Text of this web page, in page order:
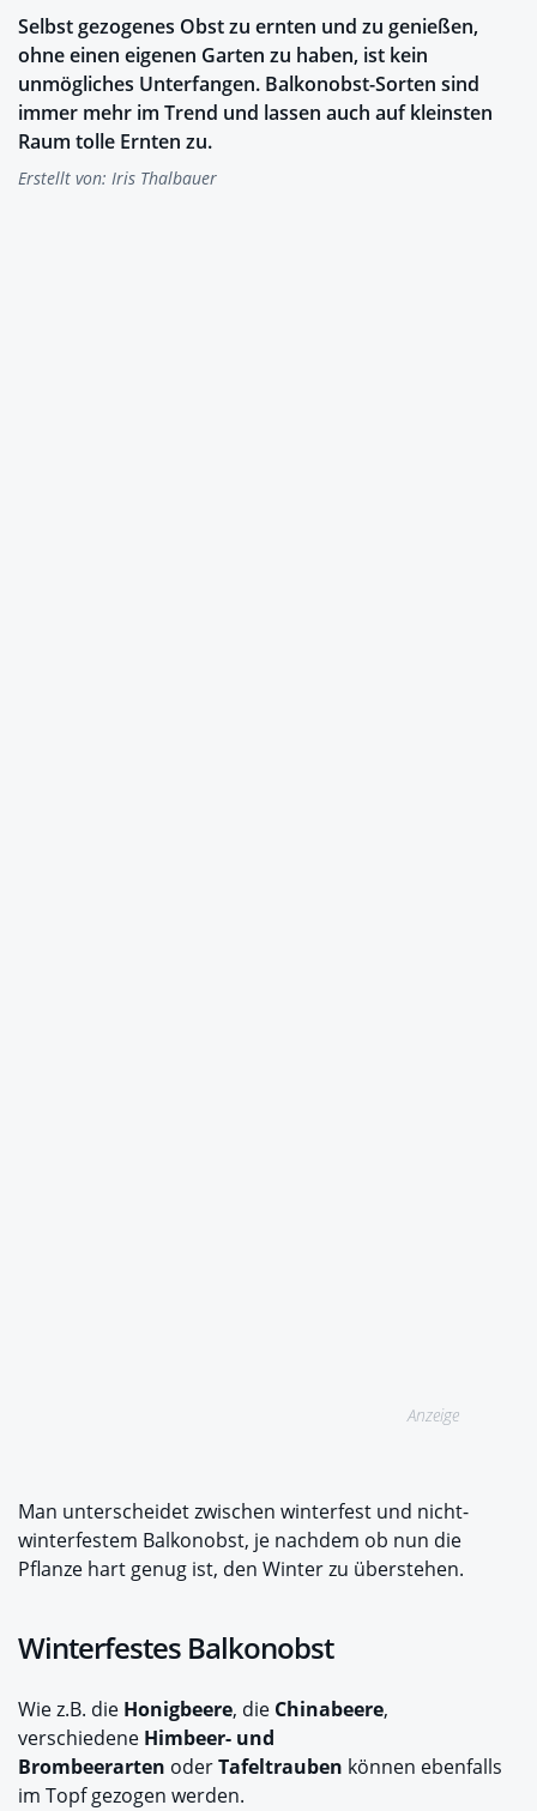
Selbst gezogenes Obst zu ernten und zu genießen,
ohne einen eigenen Garten zu haben, ist kein
unmögliches Unterfangen. Balkonobst-Sorten sind
immer mehr im Trend und lassen auch auf kleinsten
Raum tolle Ernten zu.
Erstellt von: Iris Thalbauer
Anzeige
Man unterscheidet zwischen winterfest und nicht-
winterfestem Balkonobst, je nachdem ob nun die
Pflanze hart genug ist, den Winter zu überstehen.
Winterfestes Balkonobst
Wie z.B. die Honigbeere, die Chinabeere,
verschiedene Himbeer- und
Brombeerarten oderTafeltrauben können ebenfalls
im Topf gezogen werden.